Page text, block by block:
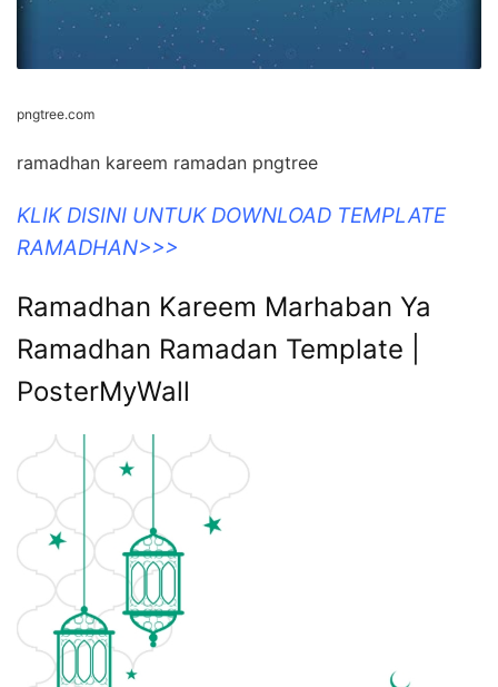
pngtree.com
ramadhan kareem ramadan pngtree
KLIK DISINI UNTUK DOWNLOAD TEMPLATE
RAMADHAN>>>
Ramadhan Kareem Marhaban Ya
Ramadhan Ramadan Template |
PosterMyWall